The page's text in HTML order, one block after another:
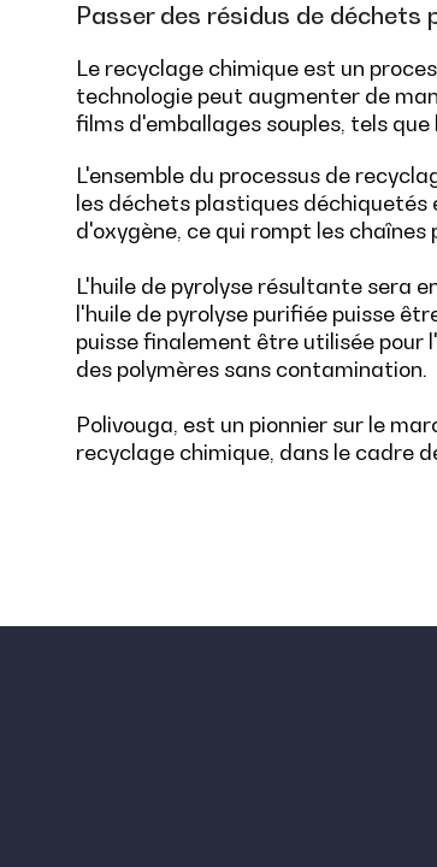
Passer des résidus de déchets
Le recyclage chimique est un
technologie peut augmenter de
films d'emballages souples, tels
L'ensemble du processus de
les déchets plastiques déchiquetés
d'oxygène, ce qui rompt les
L'huile de pyrolyse résultante sera
l'huile de pyrolyse purifiée puisse
puisse finalement être utilisée pour
des polymères sans contamination.
Polivouga, est un pionnier sur le
recyclage chimique, dans le cadre